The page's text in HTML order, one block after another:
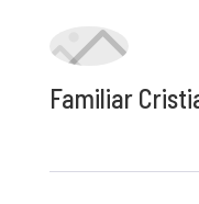
Familiar